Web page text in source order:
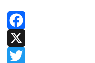
Facebook
X